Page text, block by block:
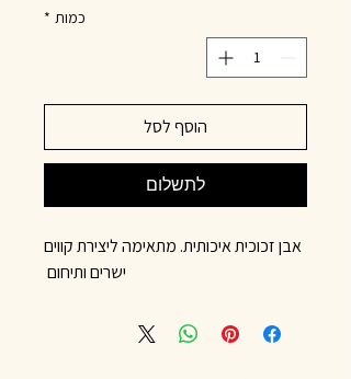
כמות *
הוסף לסל
לתשלום
אבן זכוכית איכותית. מתאימה ליצירת קווים
ישרים ותיחום